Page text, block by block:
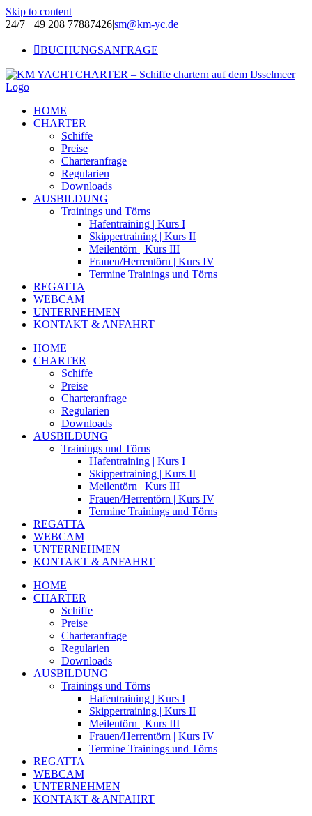
Skip to content
24/7 +49 208 77887426|sm@km-yc.de
BUCHUNGSANFRAGE
HOME
CHARTER
Schiffe
Preise
Charteranfrage
Regularien
Downloads
AUSBILDUNG
Trainings und Törns
Hafentraining | Kurs I
Skippertraining | Kurs II
Meilentörn | Kurs III
Frauen/Herrentörn | Kurs IV
Termine Trainings und Törns
REGATTA
WEBCAM
UNTERNEHMEN
KONTAKT & ANFAHRT
HOME
CHARTER
Schiffe
Preise
Charteranfrage
Regularien
Downloads
AUSBILDUNG
Trainings und Törns
Hafentraining | Kurs I
Skippertraining | Kurs II
Meilentörn | Kurs III
Frauen/Herrentörn | Kurs IV
Termine Trainings und Törns
REGATTA
WEBCAM
UNTERNEHMEN
KONTAKT & ANFAHRT
HOME
CHARTER
Schiffe
Preise
Charteranfrage
Regularien
Downloads
AUSBILDUNG
Trainings und Törns
Hafentraining | Kurs I
Skippertraining | Kurs II
Meilentörn | Kurs III
Frauen/Herrentörn | Kurs IV
Termine Trainings und Törns
REGATTA
WEBCAM
UNTERNEHMEN
KONTAKT & ANFAHRT